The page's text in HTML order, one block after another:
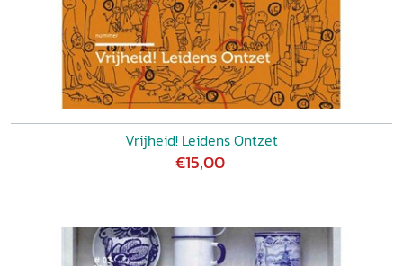
Vrijheid! Leidens Ontzet
€15,00